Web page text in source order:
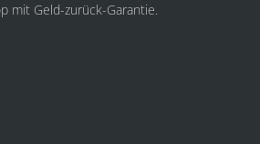
mit Geld-zurück-Garantie.